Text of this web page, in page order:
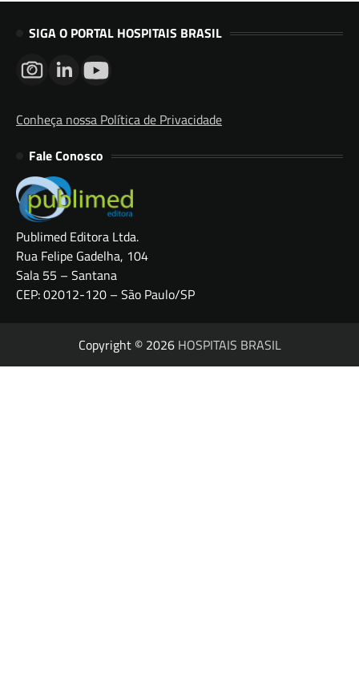
SIGA O PORTAL HOSPITAIS BRASIL
Conheça nossa Política de Privacidade
Fale Conosco
Publimed Editora Ltda.
Rua Felipe Gadelha, 104
Sala 55 – Santana
CEP: 02012-120 – São Paulo/SP
Copyright © 2026 HOSPITAIS BRASIL